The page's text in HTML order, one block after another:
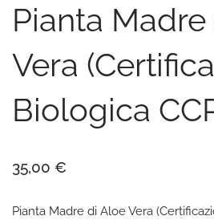
Pianta
Vera
Biologica
35,00 €
Pianta Madre di Aloe Vera